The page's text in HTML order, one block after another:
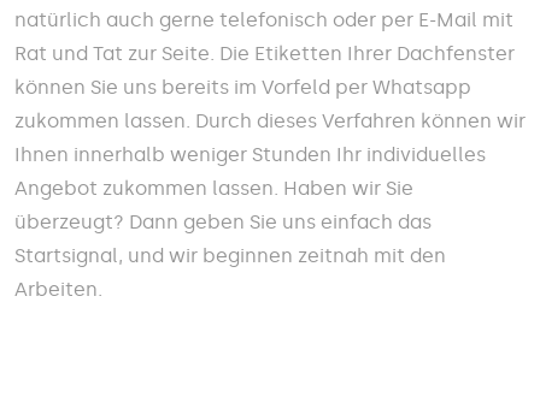
natürlich auch gerne telefonisch oder per E-Mail mit
Rat und Tat zur Seite. Die Etiketten Ihrer Dachfenster
können Sie uns bereits im Vorfeld per Whatsapp
zukommen lassen. Durch dieses Verfahren können wir
Ihnen innerhalb weniger Stunden Ihr individuelles
Angebot zukommen lassen. Haben wir Sie
überzeugt? Dann geben Sie uns einfach das
Startsignal, und wir beginnen zeitnah mit den
Arbeiten.